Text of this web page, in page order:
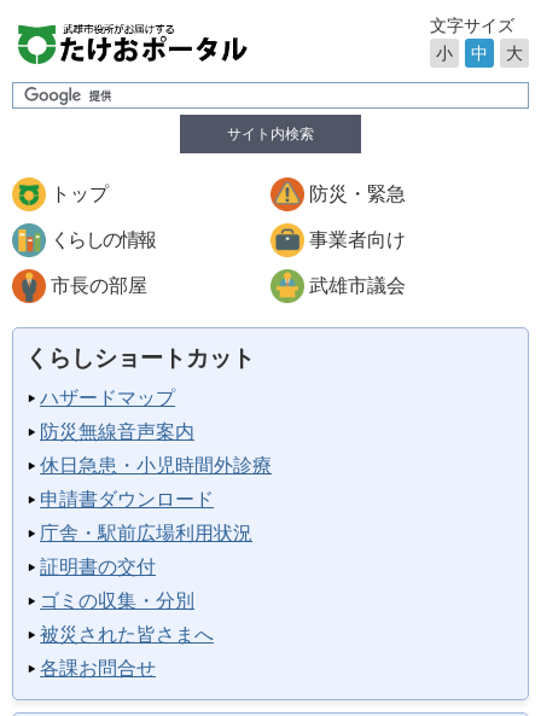
サイト内検索
文字サイズ
小
中 大
トップ 防災・緊急
くらしの情報 事業者向け
市長の部屋 武雄市議会
くらしショートカット
ハザードマップ
防災無線音声案内
休日急患・小児時間外診療
申請書ダウンロード
庁舎・駅前広場利用状況
証明書の交付
ゴミの収集・分別
被災された皆さまへ
各課お問合せ